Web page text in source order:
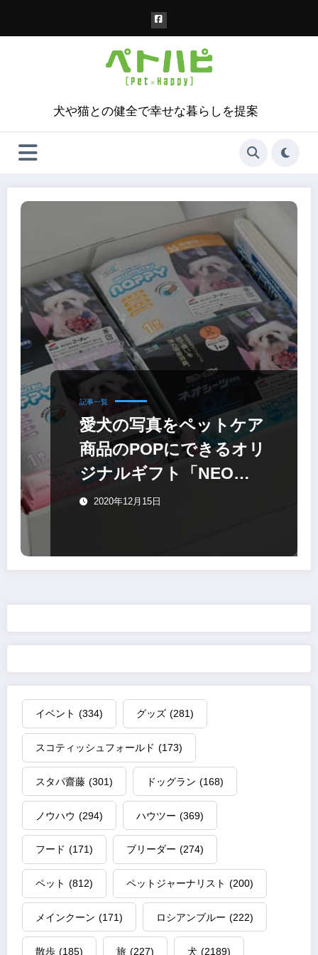
犬や猫との健全で幸せな暮らしを提案
記事一覧
愛犬の写真をペットケア
商品のPOPにできるオリ
ジナルギフト「NEO
BOX」
2020年12月15日
イベント (334) グッズ (281)
スコティッシュフォールド (173)
スタパ齋藤 (301) ドッグラン (168)
ノウハウ (294) ハウツー (369)
フード (171) ブリーダー (274)
ペット (812) ペットジャーナリスト (200)
メインクーン (171) ロシアンブルー (222)
散歩 (185) 旅 (227) 犬 (2189)